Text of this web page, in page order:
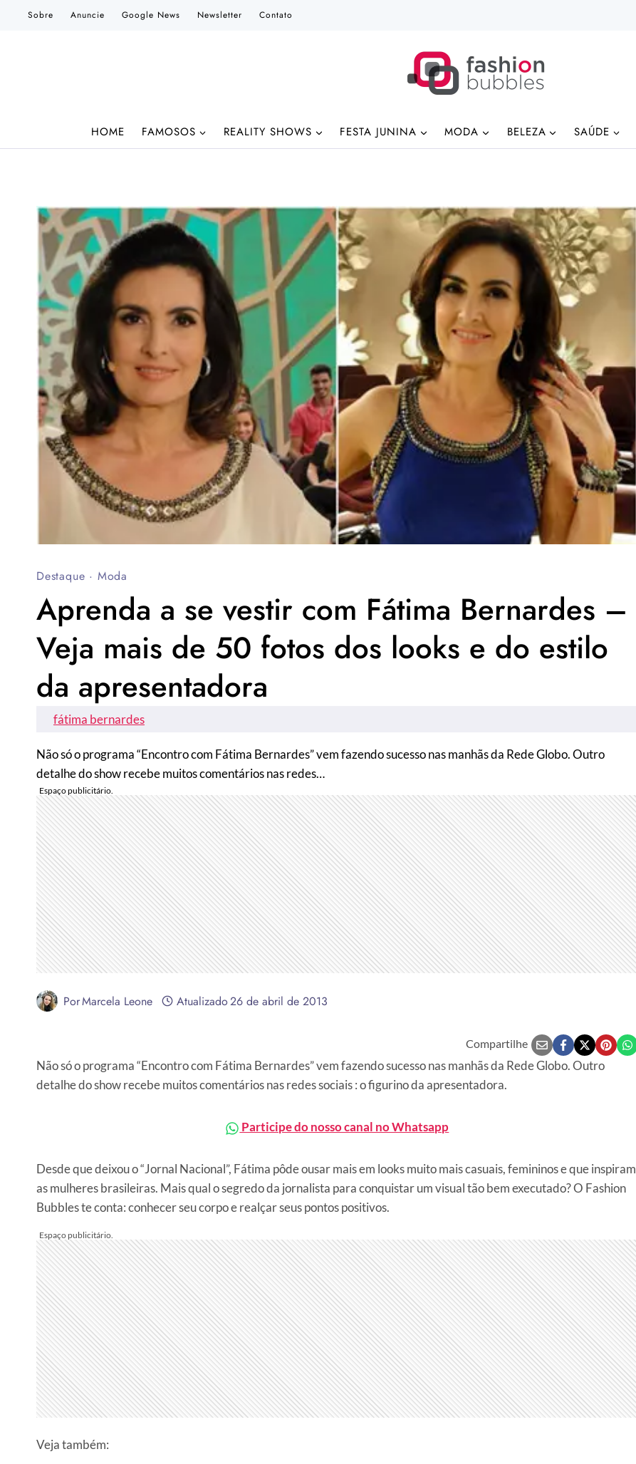
Sobre Anuncie Google News Newsletter Contato
HOME FAMOSOS REALITY SHOWS FESTA JUNINA MODA BELEZA SAÚDE
Destaque · Moda
Aprenda a se vestir com Fátima Bernardes –
Veja mais de 50 fotos dos looks e do estilo
da apresentadora
fátima bernardes
Não só o programa “Encontro com Fátima Bernardes” vem fazendo sucesso nas manhãs da Rede Globo. Outro
detalhe do show recebe muitos comentários nas redes…
PorMarcela Leone Atualizado26 de abril de 2013
Compartilhe
Não só o programa “Encontro com Fátima Bernardes” vem fazendo sucesso nas manhãs da Rede Globo. Outro
detalhe do show recebe muitos comentários nas redes sociais : o figurino da apresentadora.
Participe do nosso canal no Whatsapp
Desde que deixou o “Jornal Nacional”, Fátima pôde ousar mais em looks muito mais casuais, femininos e que inspiram
as mulheres brasileiras. Mais qual o segredo da jornalista para conquistar um visual tão bem executado? O Fashion
Bubbles te conta: conhecer seu corpo e realçar seus pontos positivos.
Veja também: